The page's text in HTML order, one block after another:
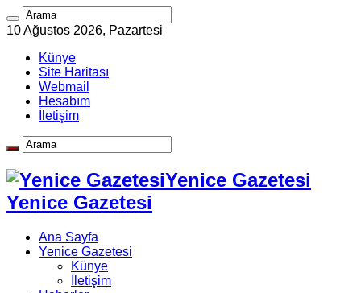
10 Ağustos 2026, Pazartesi
Künye
Site Haritası
Webmail
Hesabım
İletişim
Yenice Gazetesi
Yenice Gazetesi
Ana Sayfa
Yenice Gazetesi
Künye
İletişim